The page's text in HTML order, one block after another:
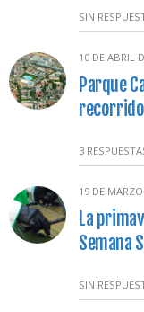
SIN
10 DE ABRIL
Parque
3
19 DE
La
Semana
SIN